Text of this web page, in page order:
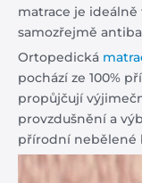
matrace je
samozřejmě
Ortopedická
pochází ze 100%
propůjčují
provzdušnění a
přírodní nebělené